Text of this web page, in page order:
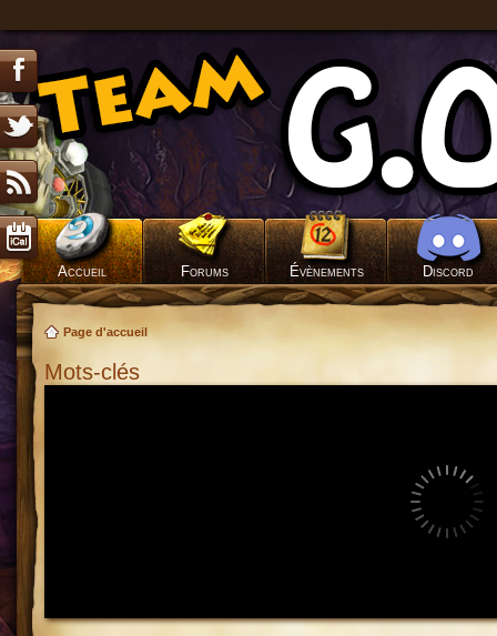
Accueil Forums Évènements Discord
Page d'accueil
Mots-clés